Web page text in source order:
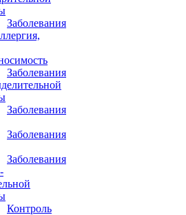
Заболевания
Заболевания
Заболевания
Заболевания
Заболевания
Контроль